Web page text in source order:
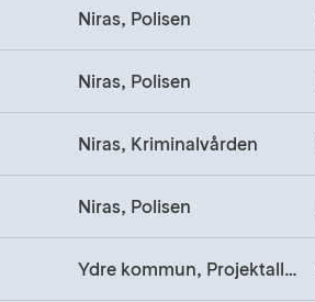
Niras, Polisen
Niras, Polisen
Niras, Kriminalvården
Niras, Polisen
Ydre kommun, Projektallians